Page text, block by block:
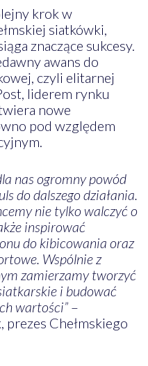
krok w
siatkówki,
znaczące sukcesy.
awans do
czyli elitarnej
liderem rynku
nowe
pod względem
nas ogromny powód
do dalszego działania.
nie tylko walczyć o
inspirować
do kibicowania oraz
Wspólnie z
zamierzamy tworzyć
i budować
wartości” –
prezes Chełmskiego